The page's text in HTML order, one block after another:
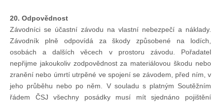
20. Odpovědnost
Závodníci se účastní závodu na vlastní nebezpečí a náklady.
Závodník plně odpovídá za škody způsobené na lodích,
osobách a dalších věcech v prostoru závodu. Pořadatel
nepřijme jakoukoliv zodpovědnost za materiálovou škodu nebo
zranění nebo úmrtí utrpěné ve spojení se závodem, před ním, v
jeho průběhu nebo po něm. V souladu s platným Soutěžním
řádem ČSJ všechny posádky musí mít sjednáno pojištění